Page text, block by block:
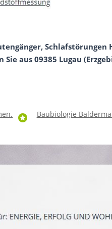
Schlafstörungen
aus 09385 Lugau
Baubiologie